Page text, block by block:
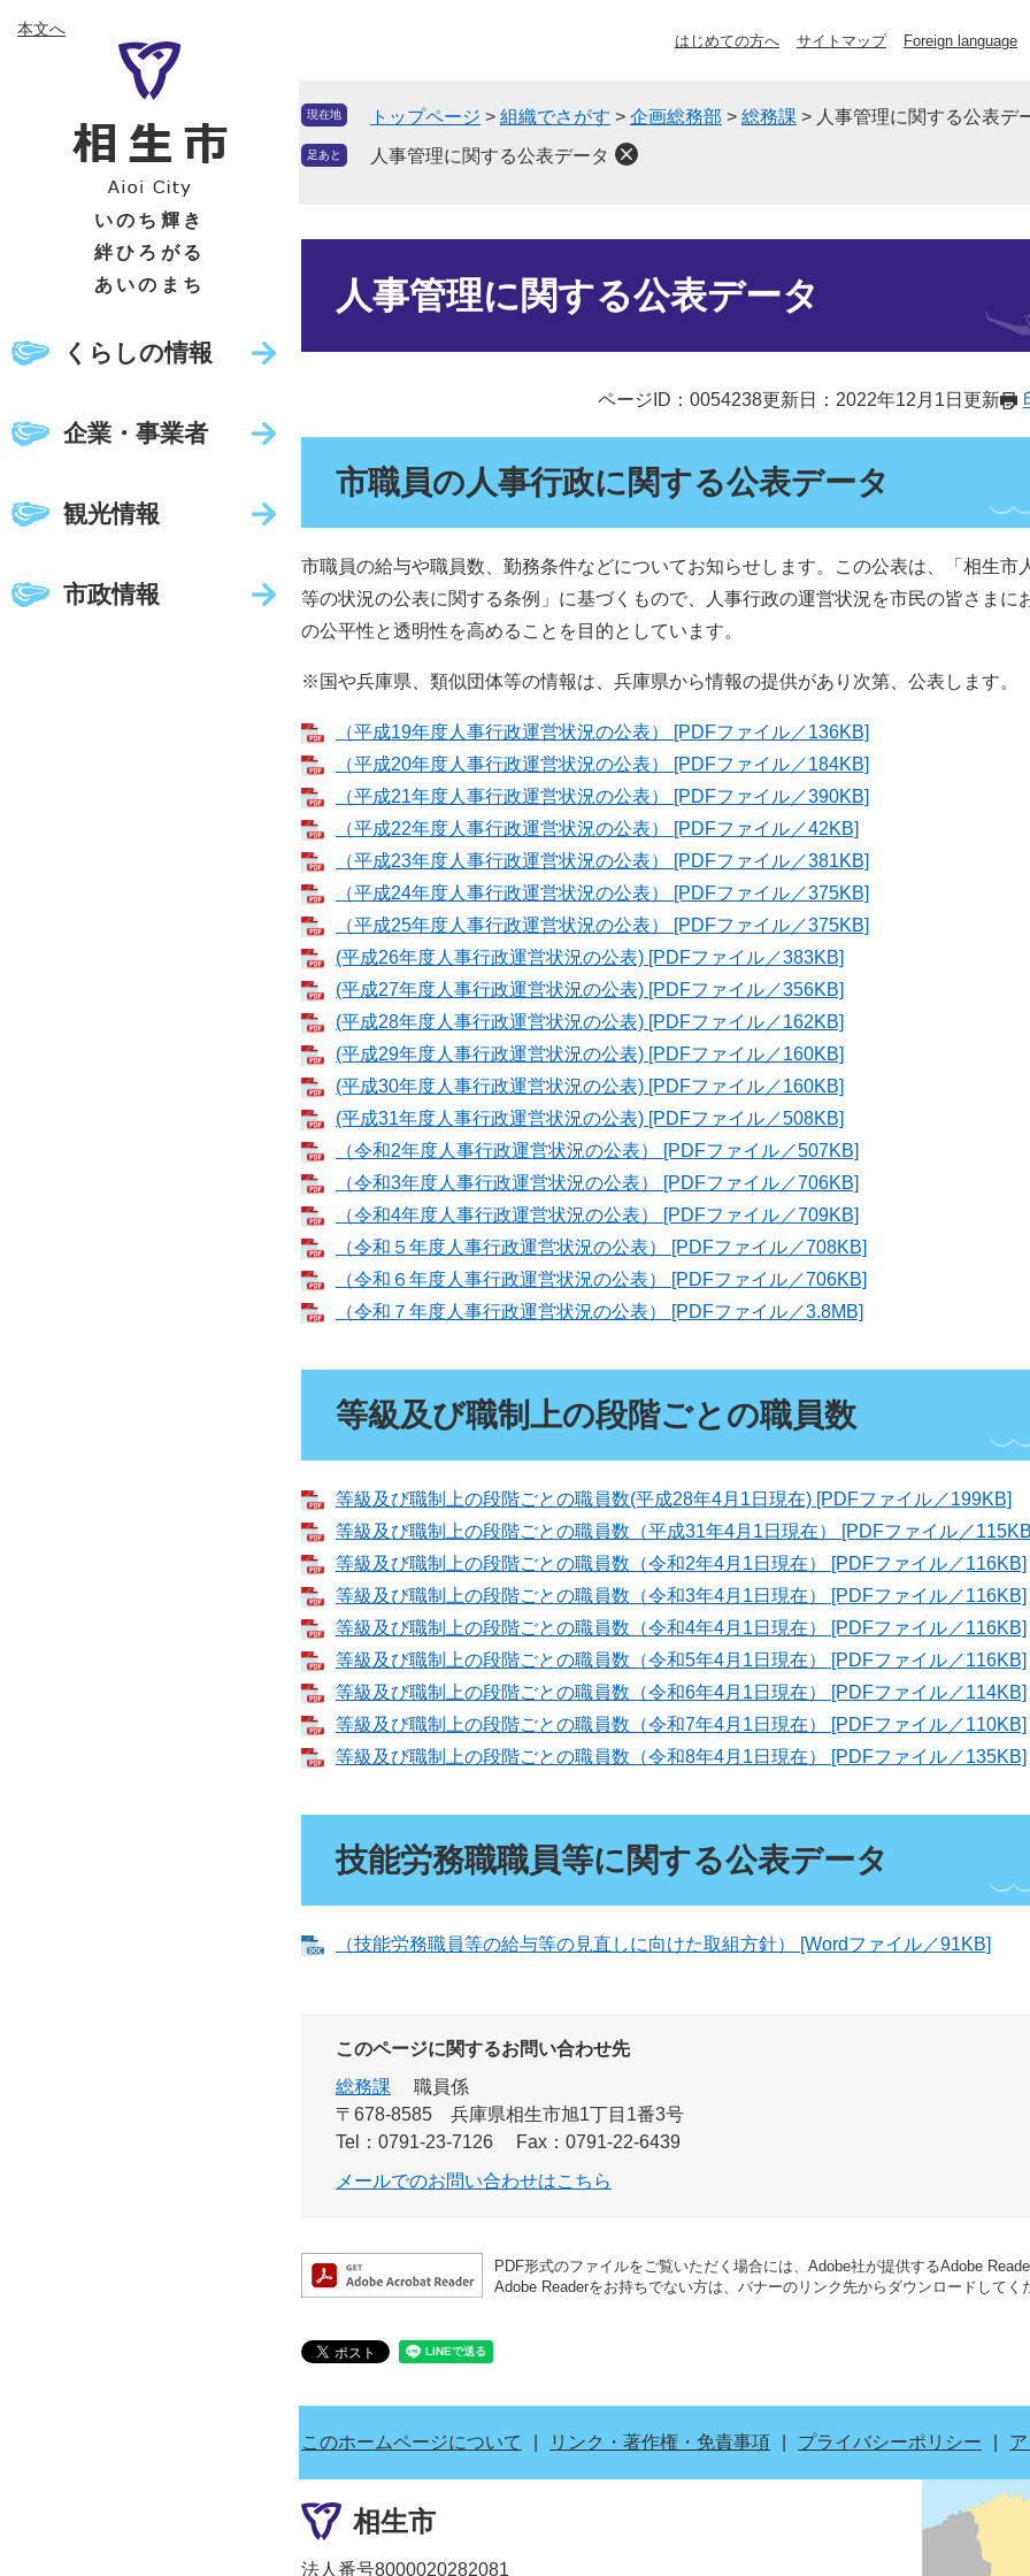
ー
ニ
本文へ
いのち輝き
絆ひろがる
あいのまち
くらしの情報
企業・事業者
観光情報
市政情報
はじめての方へ サイトマップ Foreign language
現在地 トップページ > 組織でさがす > 企画総務部 > 総務課 > 人事管理に関する公表デ
足あと 人事管理に関する公表データ
人事管理に関する公表データ
ページID：0054238更新日：2022年12月1日更新
市職員の人事行政に関する公表データ
市職員の給与や職員数、勤務条件などについてお知らせします。この公表は、「相生市
等の状況の公表に関する条例」に基づくもので、人事行政の運営状況を市民の皆さまに
の公平性と透明性を高めることを目的としています。
※国や兵庫県、類似団体等の情報は、兵庫県から情報の提供があり次第、公表します。
（平成19年度人事行政運営状況の公表） [PDFファイル／136KB]
（平成20年度人事行政運営状況の公表） [PDFファイル／184KB]
（平成21年度人事行政運営状況の公表） [PDFファイル／390KB]
（平成22年度人事行政運営状況の公表） [PDFファイル／42KB]
（平成23年度人事行政運営状況の公表） [PDFファイル／381KB]
（平成24年度人事行政運営状況の公表） [PDFファイル／375KB]
（平成25年度人事行政運営状況の公表） [PDFファイル／375KB]
(平成26年度人事行政運営状況の公表) [PDFファイル／383KB]
(平成27年度人事行政運営状況の公表) [PDFファイル／356KB]
(平成28年度人事行政運営状況の公表) [PDFファイル／162KB]
(平成29年度人事行政運営状況の公表) [PDFファイル／160KB]
(平成30年度人事行政運営状況の公表) [PDFファイル／160KB]
(平成31年度人事行政運営状況の公表) [PDFファイル／508KB]
（令和2年度人事行政運営状況の公表） [PDFファイル／507KB]
（令和3年度人事行政運営状況の公表） [PDFファイル／706KB]
（令和4年度人事行政運営状況の公表） [PDFファイル／709KB]
（令和５年度人事行政運営状況の公表） [PDFファイル／708KB]
（令和６年度人事行政運営状況の公表） [PDFファイル／706KB]
（令和７年度人事行政運営状況の公表） [PDFファイル／3.8MB]
等級及び職制上の段階ごとの職員数
等級及び職制上の段階ごとの職員数(平成28年4月1日現在) [PDFファイル／199KB]
等級及び職制上の段階ごとの職員数（平成31年4月1日現在） [PDFファイル／
等級及び職制上の段階ごとの職員数（令和2年4月1日現在） [PDFファイル／116KB]
等級及び職制上の段階ごとの職員数（令和3年4月1日現在） [PDFファイル／116KB]
等級及び職制上の段階ごとの職員数（令和4年4月1日現在） [PDFファイル／116KB]
等級及び職制上の段階ごとの職員数（令和5年4月1日現在） [PDFファイル／116KB]
等級及び職制上の段階ごとの職員数（令和6年4月1日現在） [PDFファイル／114KB]
等級及び職制上の段階ごとの職員数（令和7年4月1日現在） [PDFファイル／110KB]
等級及び職制上の段階ごとの職員数（令和8年4月1日現在） [PDFファイル／135KB]
技能労務職職員等に関する公表データ
（技能労務職員等の給与等の見直しに向けた取組方針） [Wordファイル／91KB]
このページに関するお問い合わせ先
総務課
職員係
〒678-8585
兵庫県相生市旭1丁目1番3号
Tel：0791-23-7126
Fax：0791-22-6439
メールでのお問い合わせはこちら
PDF形式のファイルをご覧いただく場合には、Adobe社が提供するAdobe
Adobe Readerをお持ちでない方は、バナーのリンク先からダウンロードしてく
このホームページについて リンク・著作権・免責事項 プライバシーポリシー
相生市
法人番号8000020282081